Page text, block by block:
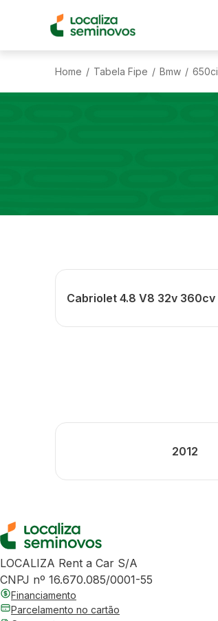
Home / Tabela Fipe / Bmw / 650ci
Cabriolet 4.8 V8 32v 360cv
2012
LOCALIZA Rent a Car S/A
CNPJ nº 16.670.085/0001-55
Financiamento
Parcelamento no cartão